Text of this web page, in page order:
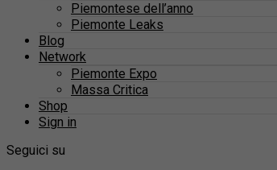
Piemontese dell’anno
Piemonte Leaks
Blog
Network
Piemonte Expo
Massa Critica
Shop
Sign in
Seguici su